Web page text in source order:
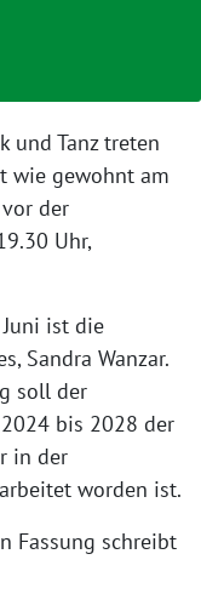
und Tanz treten
wie gewohnt am
der
Uhr,
ist die
Sandra Wanzar.
soll der
bis 2028 der
in der
worden ist.
Fassung schreibt